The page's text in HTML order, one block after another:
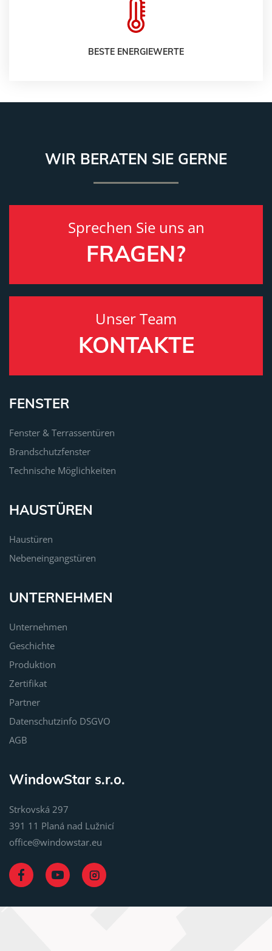
BESTE ENERGIEWERTE
WIR BERATEN SIE GERNE
Sprechen Sie uns an
FRAGEN?
Unser Team
KONTAKTE
FENSTER
Fenster & Terrassentüren
Brandschutzfenster
Technische Möglichkeiten
HAUSTÜREN
Haustüren
Nebeneingangstüren
UNTERNEHMEN
Unternehmen
Geschichte
Produktion
Zertifikat
Partner
Datenschutzinfo DSGVO
AGB
WindowStar s.r.o.
Strkovská 297
391 11 Planá nad Lužnicí
office@windowstar.eu